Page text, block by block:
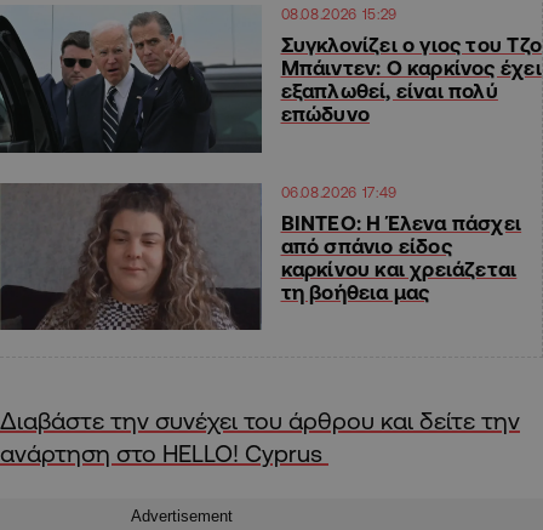
08.08.2026 15:29
Συγκλονίζει ο γιος του Τζο
Μπάιντεν: Ο καρκίνος έχει
εξαπλωθεί, είναι πολύ
επώδυνο
06.08.2026 17:49
ΒΙΝΤΕΟ: Η Έλενα πάσχει
από σπάνιο είδος
καρκίνου και χρειάζεται
τη βοήθεια μας
Διαβάστε την συνέχει του άρθρου και δείτε την
ανάρτηση στο HELLO! Cyprus
Advertisement